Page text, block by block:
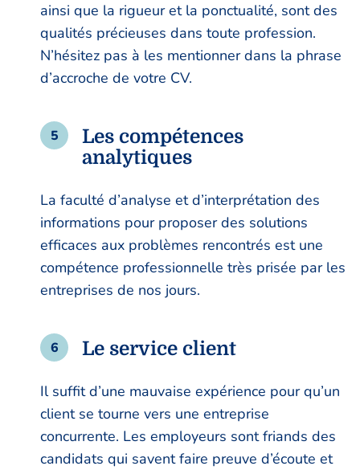
ainsi que la rigueur et la ponctualité, sont des
qualités précieuses dans toute profession.
N’hésitez pas à les mentionner dans la phrase
d’accroche de votre CV.
Les compétences
analytiques
La faculté d’analyse et d’interprétation des
informations pour proposer des solutions
efficaces aux problèmes rencontrés est une
compétence professionnelle très prisée par les
entreprises de nos jours.
Le service client
Il suffit d’une mauvaise expérience pour qu’un
client se tourne vers une entreprise
concurrente. Les employeurs sont friands des
candidats qui savent faire preuve d’écoute et